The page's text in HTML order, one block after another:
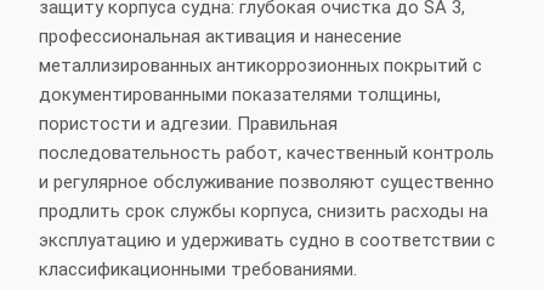
защиту корпуса судна: глубокая очистка до SA 3,
профессиональная активация и нанесение
металлизированных антикоррозионных покрытий с
документированными показателями толщины,
пористости и адгезии. Правильная
последовательность работ, качественный контроль
и регулярное обслуживание позволяют существенно
продлить срок службы корпуса, снизить расходы на
эксплуатацию и удерживать судно в соответствии с
классификационными требованиями.